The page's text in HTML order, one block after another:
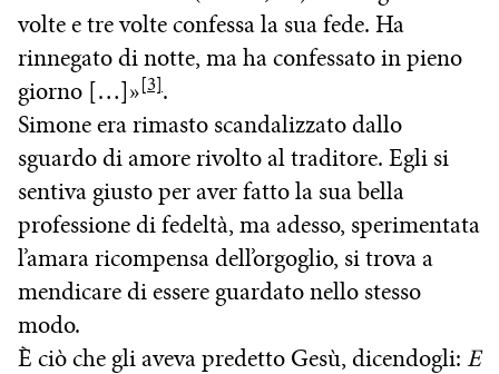
volte e tre volte confessa la sua fede. Ha
rinnegato di notte, ma ha confessato in pieno
giorno […]»[3].
Simone era rimasto scandalizzato dallo
sguardo di amore rivolto al traditore. Egli si
sentiva giusto per aver fatto la sua bella
professione di fedeltà, ma adesso, sperimentata
l’amara ricompensa dell’orgoglio, si trova a
mendicare di essere guardato nello stesso
modo.
È ciò che gli aveva predetto Gesù, dicendogli: E